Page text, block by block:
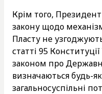
Крім того,
закону щодо
Пласту не
статті 95
законом про
визначаються будь-
загальносуспільні